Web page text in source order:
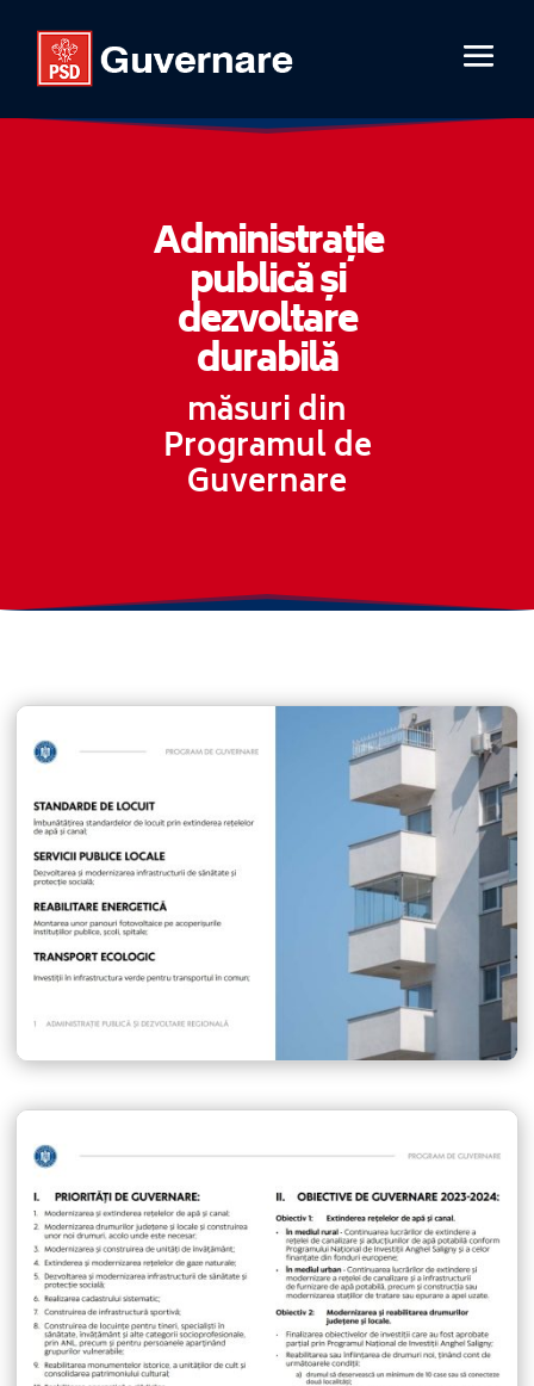
Administrație
publică și
dezvoltare
durabilă
măsuri din
Programul de
Guvernare